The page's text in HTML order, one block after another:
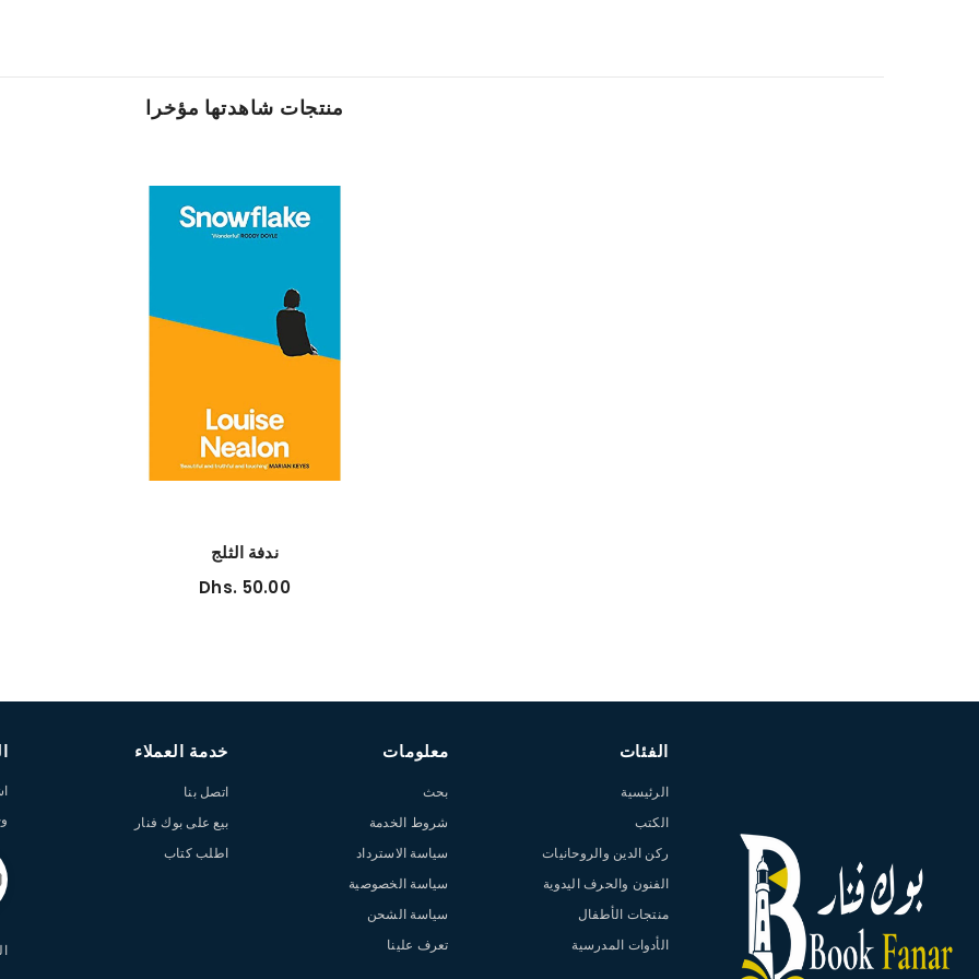
منتجات شاهدتها مؤخرا
ندفة الثلج
Dhs. 50.00
الفئات
الرئيسية
الكتب
ركن الدين والروحانيات
الفنون والحرف اليدوية
منتجات الأطفال
الأدوات المدرسية
معلومات
بحث
شروط الخدمة
سياسة الاسترداد
سياسة الخصوصية
سياسة الشحن
تعرف علينا
خدمة العملاء
اتصل بنا
بيع على بوك فنار
اطلب كتاب